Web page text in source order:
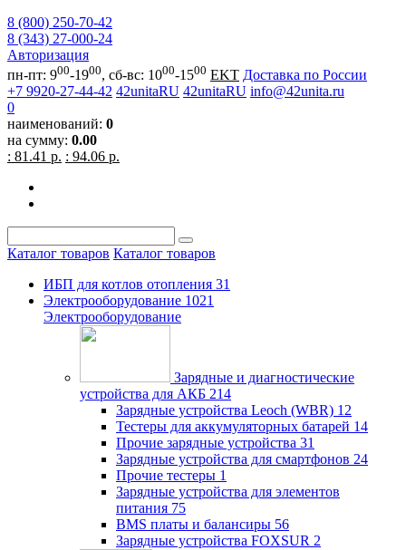
8 (800) 250-70-42
8 (343) 27-000-24
Авторизация
пн-пт: 900-1900, сб-вс: 1000-1500 EKT Доставка по России
+7 9920-27-44-42 42unitaRU 42unitaRU info@42unita.ru
0
наименований: 0
на сумму: 0.00
: 81.41 р. : 94.06 р.
Каталог товаров Каталог товаров
ИБП для котлов отопления 31
Электрооборудование 1021
Электрооборудование
Зарядные и диагностические
устройства для АКБ 214
Зарядные устройства Leoch (WBR) 12
Тестеры для аккумуляторных батарей 14
Прочие зарядные устройства 31
Зарядные устройства для смартфонов 24
Прочие тестеры 1
Зарядные устройства для элементов
питания 75
BMS платы и балансиры 56
Зарядные устройства FOXSUR 2